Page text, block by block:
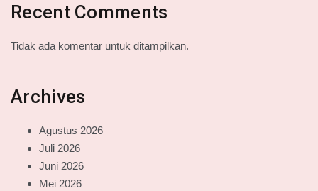
Recent Comments
Tidak ada komentar untuk ditampilkan.
Archives
Agustus 2026
Juli 2026
Juni 2026
Mei 2026